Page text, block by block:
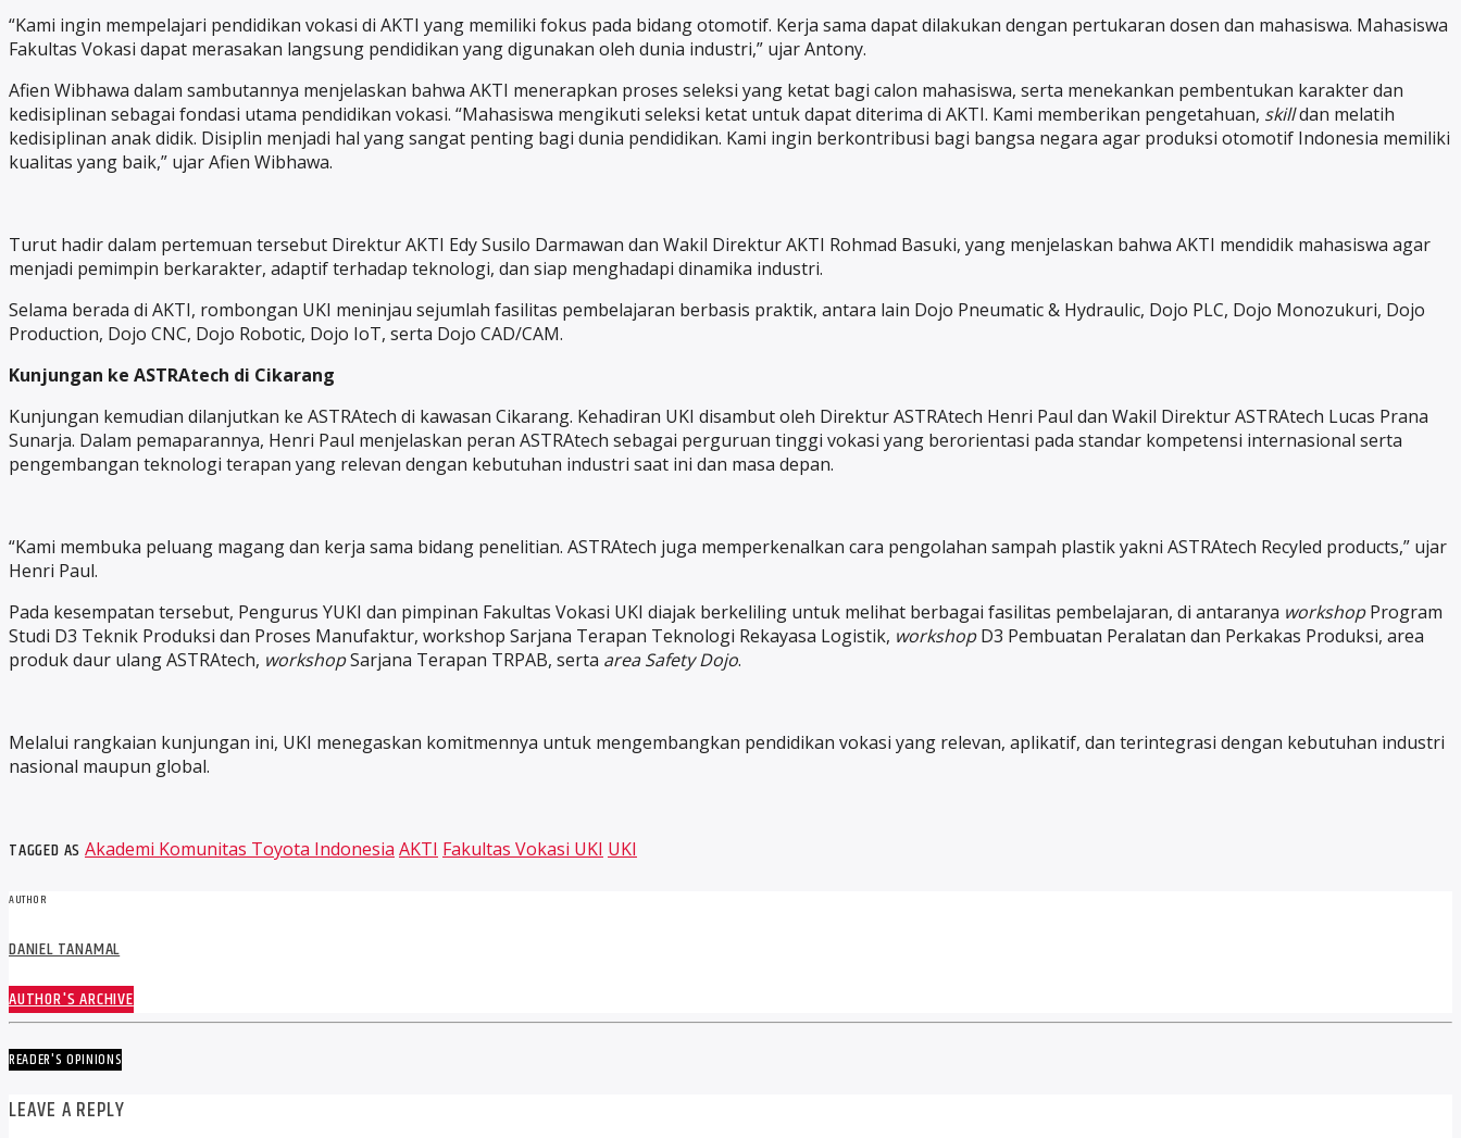
“Kami ingin mempelajari pendidikan vokasi di AKTI yang memiliki fokus pada bidang otomotif. Kerja sama dapat dilakukan dengan pertukaran dosen dan mahasiswa. Mahasiswa
Fakultas Vokasi dapat merasakan langsung pendidikan yang digunakan oleh dunia industri,” ujar Antony.
Afien Wibhawa dalam sambutannya menjelaskan bahwa AKTI menerapkan proses seleksi yang ketat bagi calon mahasiswa, serta menekankan pembentukan karakter dan
kedisiplinan sebagai fondasi utama pendidikan vokasi. “Mahasiswa mengikuti seleksi ketat untuk dapat diterima di AKTI. Kami memberikan pengetahuan, skilldan melatih
kedisiplinan anak didik. Disiplin menjadi hal yang sangat penting bagi dunia pendidikan. Kami ingin berkontribusi bagi bangsa negara agar produksi otomotif Indonesia memiliki
kualitas yang baik,” ujar Afien Wibhawa.
Turut hadir dalam pertemuan tersebut Direktur AKTI Edy Susilo Darmawan dan Wakil Direktur AKTI Rohmad Basuki, yang menjelaskan bahwa AKTI mendidik mahasiswa agar
menjadi pemimpin berkarakter, adaptif terhadap teknologi, dan siap menghadapi dinamika industri.
Selama berada di AKTI, rombongan UKI meninjau sejumlah fasilitas pembelajaran berbasis praktik, antara lain Dojo Pneumatic & Hydraulic, Dojo PLC, Dojo Monozukuri, Dojo
Production, Dojo CNC, Dojo Robotic, Dojo IoT, serta Dojo CAD/CAM.
Kunjungan ke ASTRAtech di Cikarang
Kunjungan kemudian dilanjutkan ke ASTRAtech di kawasan Cikarang. Kehadiran UKI disambut oleh Direktur ASTRAtech Henri Paul dan Wakil Direktur ASTRAtech Lucas Prana
Sunarja. Dalam pemaparannya, Henri Paul menjelaskan peran ASTRAtech sebagai perguruan tinggi vokasi yang berorientasi pada standar kompetensi internasional serta
pengembangan teknologi terapan yang relevan dengan kebutuhan industri saat ini dan masa depan.
“Kami membuka peluang magang dan kerja sama bidang penelitian. ASTRAtech juga memperkenalkan cara pengolahan sampah plastik yakni ASTRAtech Recyled products,” ujar
Henri Paul.
Pada kesempatan tersebut, Pengurus YUKI dan pimpinan Fakultas Vokasi UKI diajak berkeliling untuk melihat berbagai fasilitas pembelajaran, di antaranya workshopProgram
Studi D3 Teknik Produksi dan Proses Manufaktur, workshop Sarjana Terapan Teknologi Rekayasa Logistik, workshopD3 Pembuatan Peralatan dan Perkakas Produksi, area
produk daur ulang ASTRAtech, workshopSarjana Terapan TRPAB, serta area Safety Dojo.
Melalui rangkaian kunjungan ini, UKI menegaskan komitmennya untuk mengembangkan pendidikan vokasi yang relevan, aplikatif, dan terintegrasi dengan kebutuhan industri
nasional maupun global.
TAGGED AS Akademi Komunitas Toyota Indonesia AKTI Fakultas Vokasi UKI UKI
AUTHOR
DANIEL TANAMAL
AUTHOR'S ARCHIVE
READER'S OPINIONS
LEAVE A REPLY